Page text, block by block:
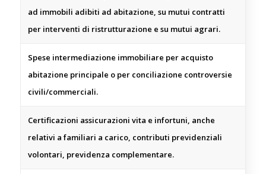
ad immobili adibiti ad abitazione, su mutui contratti
per interventi di ristrutturazione e su mutui agrari.
Spese intermediazione immobiliare per acquisto
abitazione principale o per conciliazione controversie
civili/commerciali.
Certificazioni assicurazioni vita e infortuni, anche
relativi a familiari a carico, contributi previdenziali
volontari, previdenza complementare.